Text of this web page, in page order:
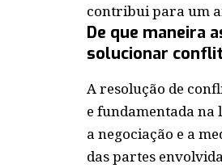
contribui para um
De que maneira
solucionar
A resolução de
e fundamentada na
a negociação e a
das partes